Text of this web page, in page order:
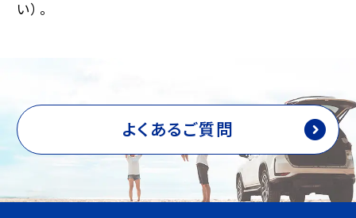
い）。
よくあるご質問